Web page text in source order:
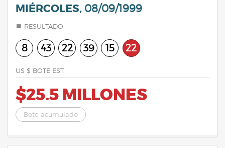
MIÉRCOLES, 08/09/1999
RESULTADO
8 43 22 39 15 22
US $ BOTE EST.
$25.5 MILLONES
Bote acumulado